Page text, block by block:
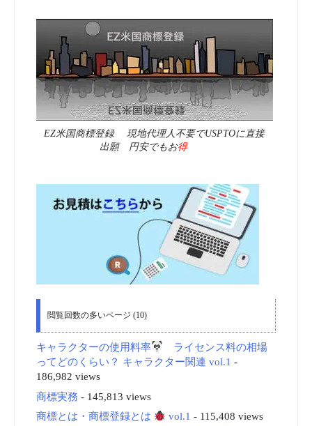
EZ米国商標登録 現地代理人不要でUSPTOに直接
出願 円安でもお得
閲覧回数の多いページ (10)
キャラクターの使用料率
ライセンス料の相場
ってどのくらい？ キャラクター関連 vol.1 -
186,982 views
商標実務 - 145,813 views
商標とは・商標登録とは
vol.1 - 115,408 views